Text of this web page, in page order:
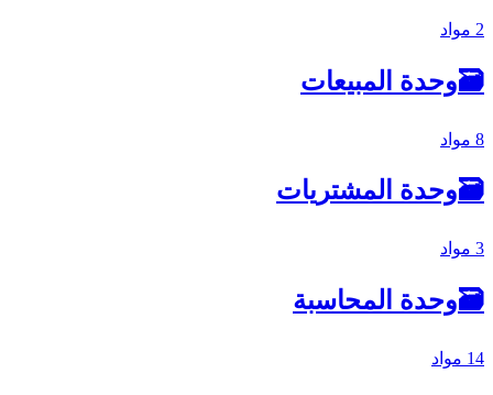
2 مواد
🗃وحدة المبيعات
8 مواد
🗃وحدة المشتريات
3 مواد
🗃وحدة المحاسبة
14 مواد